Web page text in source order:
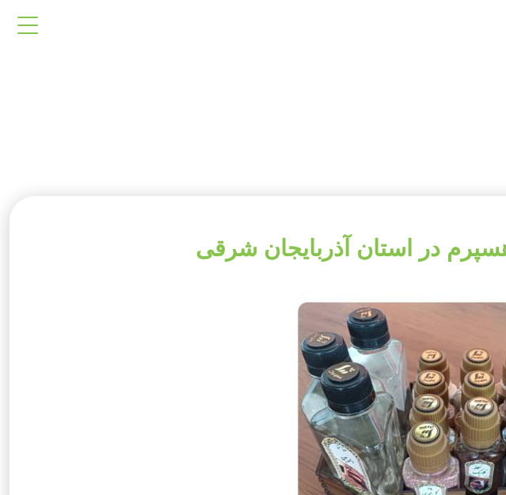
در استان آذربایجان شرقی